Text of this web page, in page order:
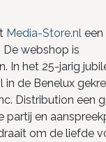
Media-Store.nleen
webshop is
In het 25-jarig
de Benelux
Distribution een
partij en
om de liefde